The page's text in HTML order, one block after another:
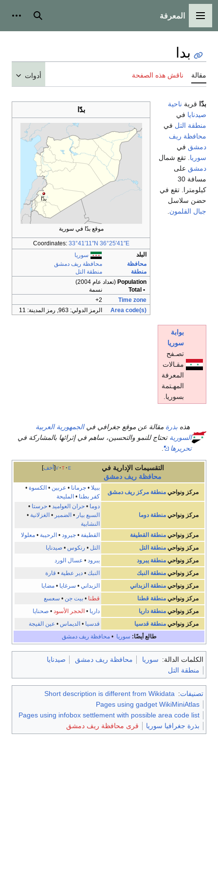
القائمة الرئيسية
المعرفة بحث
بدا
مقالة ناقش هذه الصفحة أدوات
بدّا
بدّا
موقع بدّا في سورية
Coordinates: 33°41′11″N 36°25′41″E
البلد
سوريا
محافظة
محافظة ريف دمشق
منطقة
منطقة التل
Population (تعداد عام 2004)
• Total
نسمة
Time zone
2+
Area code(s)
الرمز الدولي: 963, رمز المدينة: 11
بدّا قرية ناحية
صيدنايا في
منطقة التل في
محافظة ريف
دمشق في
سوريا . تقع شمال
دمشق على
مسافة 30
كيلومترا. تقع في
حضن سلاسل
جبال القلمون
بوابة
سوريا
تصـفح
مقـالات
المعرفة
المهـتمة
بسوريا.
هذه بذرة مقالة عن موقع جغرافي فيالجمهورية العربية
السورية تحتاج للنمو والتحسين، ساهم في إثرائها بالمشاركة في
تحريرها
.
أخف v t e
التقسيمات الإدارية في
محافظة ريف دمشق
مركز ونواحيمنطقة مركز ريف دمشق
ببيلا •جرمانا • عربين •الكسوة •
كفر بطنا •المليحة
مركز ونواحيمنطقة دوما
دوما •حران العواميد •حرستا •
السبع بيار •الضمير •الغزلانية •
النشابية
مركز ونواحيمنطقة القطيفة القطيفة •جيرود •الرحيبة •معلولا
مركز ونواحيمنطقة التل التل • رنكوس •صيدنايا
مركز ونواحيمنطقة يبرود يبرود • عسال الورد
مركز ونواحيمنطقة النبك النبك •دير عطية • قارة
مركز ونواحيمنطقة الزبداني الزبداني • سرغايا •مضايا
مركز ونواحيمنطقة قطنا قطنا •بيت جن • سعسع
مركز ونواحيمنطقة داريا داريا •الحجر الأسود •صحنايا
مركز ونواحيمنطقة قدسيا قدسيا •الديماس • عين الفيجة
طالع أيضًا: سوريا •محافظة ريف دمشق
الكلمات الدالة: سوريا محافظة ريف دمشق
صيدنايا
منطقة التل
تصنيفات:
Short description is different from Wikidata
Pages using gadget WikiMiniAtlas
Pages using infobox settlement with possible area code list
بذرة جغرافيا سوريا
قرى محافظة ريف دمشق